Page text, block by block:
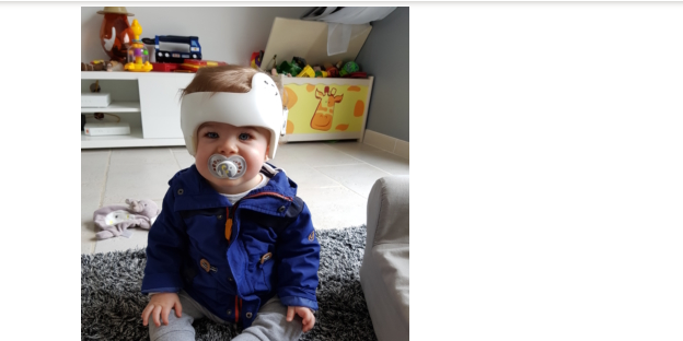
LA MARRAINE DE
L’ASSOCIATION
LIVRE D’OR
DEMANDES D’AIDES
PARTENAIRES BÉNÉVOLES
ILS S’ENGAGENT POUR NOUS